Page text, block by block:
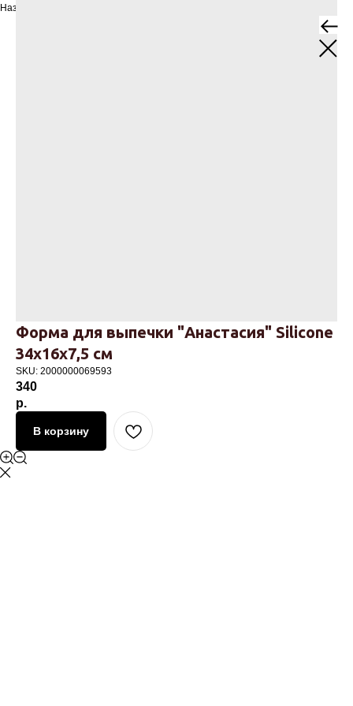
Назад
Форма для выпечки "Анастасия" Silicone
34х16х7,5 см
SKU: 2000000069593
340
р.
В корзину